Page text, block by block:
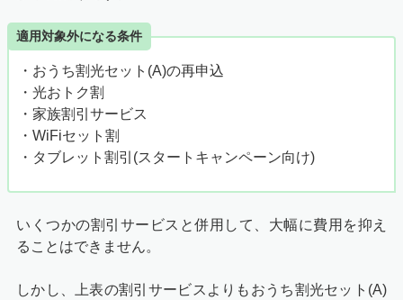
適用対象外になる条件
・おうち割光セット(A)の再申込
・光おトク割
・家族割引サービス
・WiFiセット割
・タブレット割引(スタートキャンペーン向け)
いくつかの割引サービスと併用して、大幅に費用を抑え
ることはできません。
しかし、上表の割引サービスよりもおうち割光セット(A)